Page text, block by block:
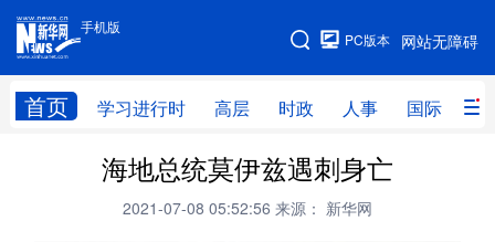
手机版
网站无障碍
PC版本
首页 学习进行时 高层 时政 人事 国际 财
手机版
网站地图
学习进行时 高层 时政
财经 网评
海地总统莫伊兹遇刺身亡
2021-07-08 05:52:56 来源： 新华网